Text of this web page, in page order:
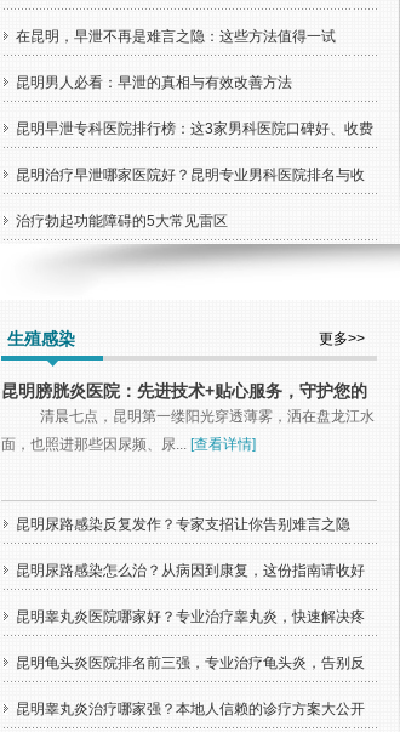
在昆明，早泄不再是难言之隐：这些方法值得一试
昆明男人必看：早泄的真相与有效改善方法
昆明早泄专科医院排行榜：这3家男科医院口碑好、收费
正规，别再乱花钱！
昆明治疗早泄哪家医院好？昆明专业男科医院排名与收
费标准
治疗勃起功能障碍的5大常见雷区
更多>>
生殖感染
昆明膀胱炎医院：先进技术+贴心服务，守护您的
泌尿健康清晨七点，昆明第一缕阳光穿透薄雾，洒在盘龙江水
面，也照进那些因尿频、尿... [查看详情]
昆明尿路感染反复发作？专家支招让你告别难言之隐
昆明尿路感染怎么治？从病因到康复，这份指南请收好
昆明睾丸炎医院哪家好？专业治疗睾丸炎，快速解决疼
痛肿胀！
昆明龟头炎医院排名前三强，专业治疗龟头炎，告别反
复困扰！
昆明睾丸炎治疗哪家强？本地人信赖的诊疗方案大公开